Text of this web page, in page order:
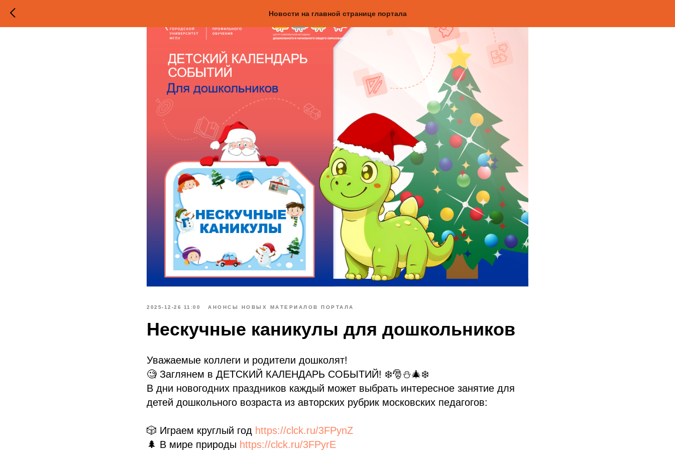
Новости на главной странице портала
2025-12-26 11:00 АНОНСЫ НОВЫХ МАТЕРИАЛОВ ПОРТАЛА
Нескучные каникулы для дошкольников
Уважаемые коллеги и родители дошколят!
🧐 Заглянем в ДЕТСКИЙ КАЛЕНДАРЬ СОБЫТИЙ! ❄️🎅⛄️🎄❄️
В дни новогодних праздников каждый может выбрать интересное занятие для
детей дошкольного возраста из авторских рубрик московских педагогов:
🎲 Играем круглый год https://clck.ru/3FPynZ
🌲 В мире природы https://clck.ru/3FPyrE